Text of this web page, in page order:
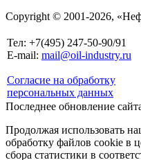
Copyright © 2001-2026,
Тел: +7(495) 247-50-90/91
E-mail: mail@oil-industry.ru
Согласие на обработку
персональных данных
Последнее обновление
Продолжая использовать
обработку файлов cookie в
сбора статистики в